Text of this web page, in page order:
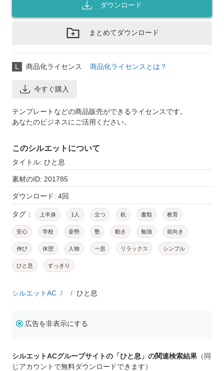
ダウンロード
まとめてダウンロード
L 商品化ライセンス 商品化ライセンスとは？
今すぐ購入
テンプレートなどの商品販売ができるライセンスです。
あなたのビジネスにご活用ください。
このシルエットについて
タイトル: ひと息
素材のID: 201785
ダウンロード: 4回
タグ： 上半身 1人 立つ 机 書類 教育
安心 学校 姿勢 塾 動き 勉強 前向き
伸び 休憩 人物 一息 リラックス シンプル
ひと息 すっきり
シルエットAC ひと息
広告を非表示にする
シルエットACグループサイトの「ひと息」の関連検索結果 （同
じアカウントで無料ダウンロードできます）